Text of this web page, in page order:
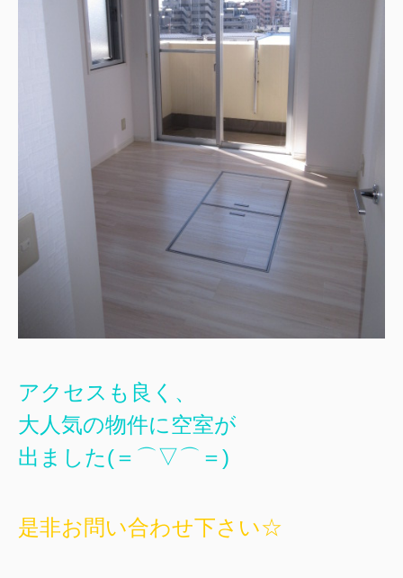
アクセスも良く、
大人気の物件に空室が
出ました(＝⌒▽⌒＝)
是非お問い合わせ下さい☆